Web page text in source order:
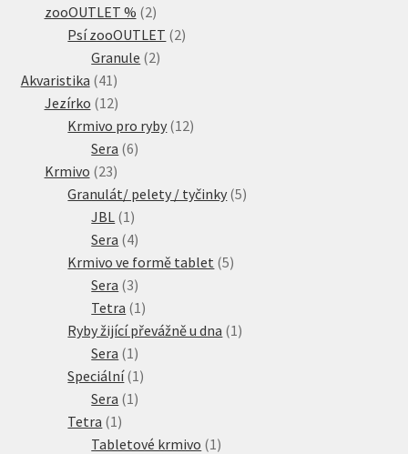
zooOUTLET % 22
produkty
Psí zooOUTLET 22
Granule 22
Akvaristika 41 41
produktů
Jezírko 1212
produktů
Krmivo pro ryby 1212
Sera 66
Krmivo 2323
produktů
Granulát/ pelety / tyčinky 55
JBL 1 1
produkt
Sera 44
produkty
Krmivo ve formě tablet 55
Sera 33
produkty
Tetra 1 1
produkt
Ryby žijící převážně u dna 1 1
Sera 1 1
produkt
Speciální 1 1
Sera 1 1
Tetra 1 1
produkt
Tabletové krmivo 1 1